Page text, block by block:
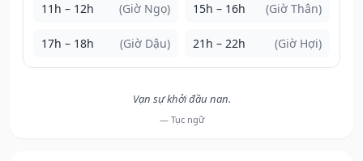
11h – 12h (Giờ Ngọ) 15h – 16h (Giờ Thân)
17h – 18h (Giờ Dậu) 21h – 22h (Giờ Hợi)
Vạn sự khởi đầu nan.
— Tục ngữ